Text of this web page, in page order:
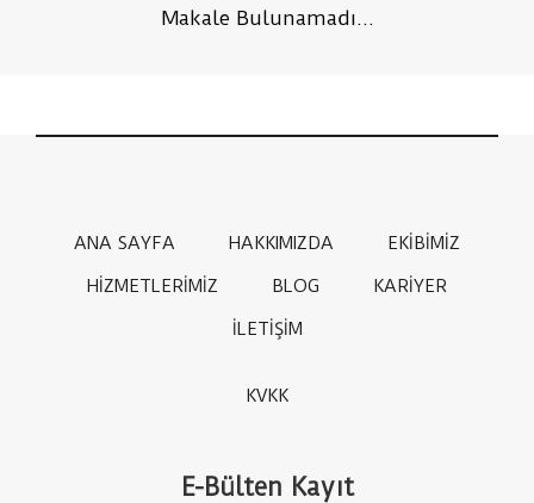
Makale Bulunamadı...
ANA SAYFA HAKKIMIZDA
EKİBİMİZ
HİZMETLERİMİZ
BLOG
KARİYER
İLETİŞİM
KVKK
E-Bülten Kayıt